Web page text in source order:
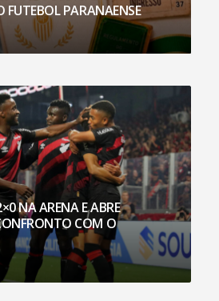
FUTEBOL PARANAENSE
NA ARENA E ABRE
COM O